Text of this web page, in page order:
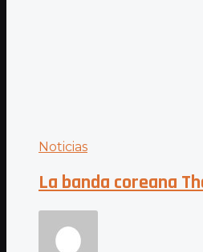
Noticias
La banda coreana